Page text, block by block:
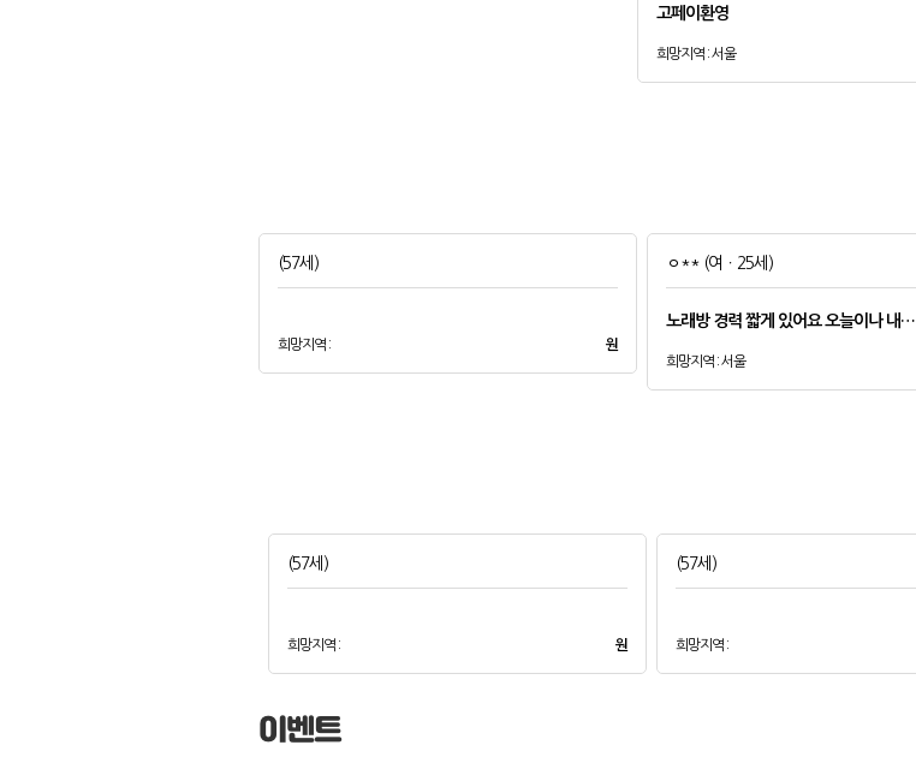
고페이환영
희망지역 : 서울
(57세)
희망지역 : 원
ㅇ** (여ㆍ25세)
노래방 경력 짧게 있어요 오늘이나 내…
희망지역 : 서울
(57세)
희망지역 : 원
(57세)
희망지역 :
이벤트